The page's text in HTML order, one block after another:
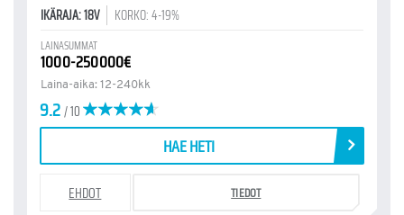
IKÄRAJA: 18V KORKO: 4-19%
LAINASUMMAT
1000-250000€
Laina-aika: 12-240kk
9.2/ 10
HAE HETI
EHDOT TIEDOT